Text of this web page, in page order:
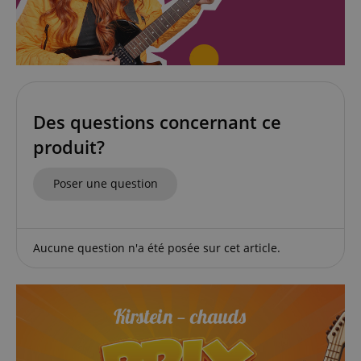
Des questions concernant ce
produit?
Poser une question
Aucune question n'a été posée sur cet article.
FPGSID
Google
Politique de confidentialité de